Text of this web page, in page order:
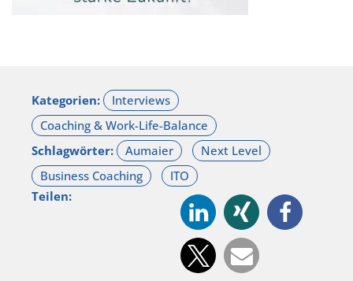
Kategorien:
Schlagwörter:
Teilen: